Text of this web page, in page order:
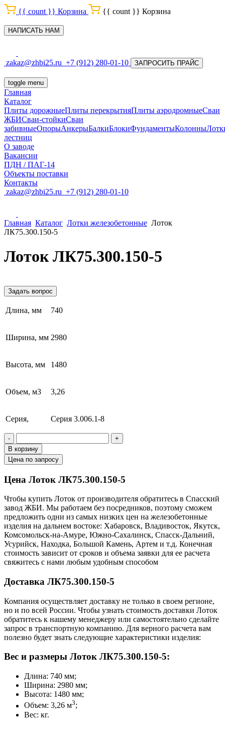
{{ count }} Корзина {{ count }} Корзина
НАПИСАТЬ НАМ
zakaz@zhbi25.ru +7 (912) 280-01-10 ЗАПРОСИТЬ ПРАЙС
toggle menu
Главная
Каталог
Плиты дорожныеПлиты перекрытияПлиты аэродромныеСваи
ЖБИСваи-стойкиСваи
забивныеОпорыАнкерыБалкиБлокиФундаментыКолонны
лестниц
О заводе
Вакансии
ПДН / ПАГ-14
Объекты поставки
Контакты
zakaz@zhbi25.ru +7 (912) 280-01-10
Главная Каталог Лотки железобетонные Лоток
ЛК75.300.150-5
Лоток ЛК75.300.150-5
Задать вопрос
Длина, мм 740
Ширина, мм 2980
Высота, мм 1480
Объем, м3 3,26
Серия, Серия 3.006.1-8
-
+
В корзину
Цена по запросу
Цена Лоток ЛК75.300.150-5
Чтобы купить Лоток от производителя обратитесь в Cпасский
завод ЖБИ. Мы работаем без посредников, поэтому сможем
предложить одни из самых низких цен на железобетонные
изделия на дальнем востоке: Хабаровск, Владивосток, Якутск,
Комсомольск-на-Амуре, Южно-Сахалинск, Спасск-Дальний,
Усурийск, Находка, Большой Камень, Артем и т.д. Конечная
стоимость зависит от сроков и объема заявки для ее расчета
свяжитесь с нами любым удобным способом
Доставка ЛК75.300.150-5
Компания осуществляет доставку не только в своем регионе,
но и по всей России. Чтобы узнать стоимость доставки Лоток
обратитесь к нашему менеджеру или самостоятельно сделайте
запрос в транспортную компанию. Для верного расчета вам
полезно будет знать следующие характеристики изделия:
Вес и размеры Лоток ЛК75.300.150-5:
Длина: 740 мм;
Ширина: 2980 мм;
Высота: 1480 мм;
Объем: 3,26 м3;
Вес: кг.